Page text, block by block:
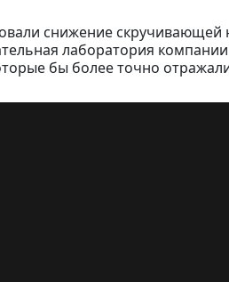
снижение
лаборатория
бы более точно